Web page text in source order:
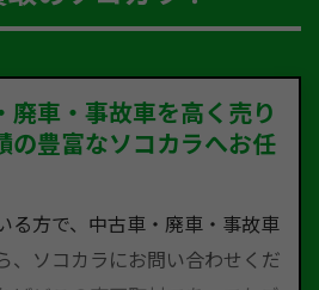
廃車・事故車を高く売り
の豊富なソコカラへお任
る方で、中古車・廃車・事故車
、ソコカラにお問い合わせくだ